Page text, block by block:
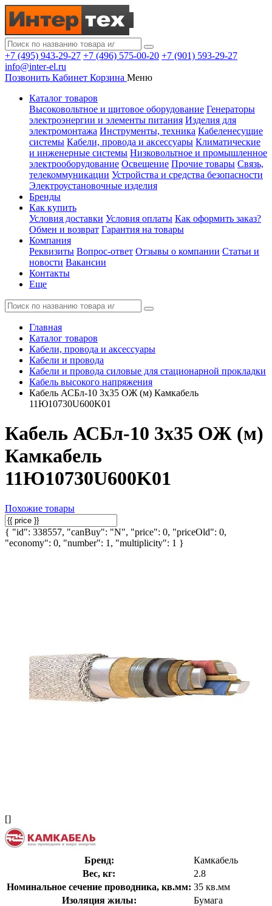
+7 (495) 943-29-27 +7 (496) 575-00-20 +7 (901) 593-29-27
info@inter-el.ru
Позвонить Кабинет Корзина Меню
Каталог товаров
Высоковольтное и щитовое оборудование Генераторы
электроэнергии и элементы питания Изделия для
электромонтажа Инструменты, техника Кабеленесущие
системы Кабели, провода и аксессуары Климатические
и инженерные системы Низковольтное и промышленное
электрооборудование Освещение Прочие товары Связь,
телекоммуникации Устройства и средства безопасности
Электроустановочные изделия
Бренды
Как купить
Условия доставки Условия оплаты Как оформить заказ?
Обмен и возврат Гарантия на товары
Компания
Реквизиты Вопрос-ответ Отзывы о компании Статьи и
новости Вакансии
Контакты
Еще
Главная
Каталог товаров
Кабели, провода и аксессуары
Кабели и провода
Кабели и провода силовые для стационарной прокладки
Кабель высокого напряжения
Кабель АСБл-10 3х35 ОЖ (м) Камкабель
11Ю10730U600K01
Кабель АСБл-10 3х35 ОЖ (м)
Камкабель
11Ю10730U600K01
Похожие товары
{ "id": 338557, "canBuy": "N", "price": 0, "priceOld": 0,
"economy": 0, "number": 1, "multiplicity": 1 }
[]
Бренд:
Камкабель
Вес, кг:
2.8
Номинальное сечение проводника, кв.мм: 35 кв.мм
Изоляция жилы:
Бумага